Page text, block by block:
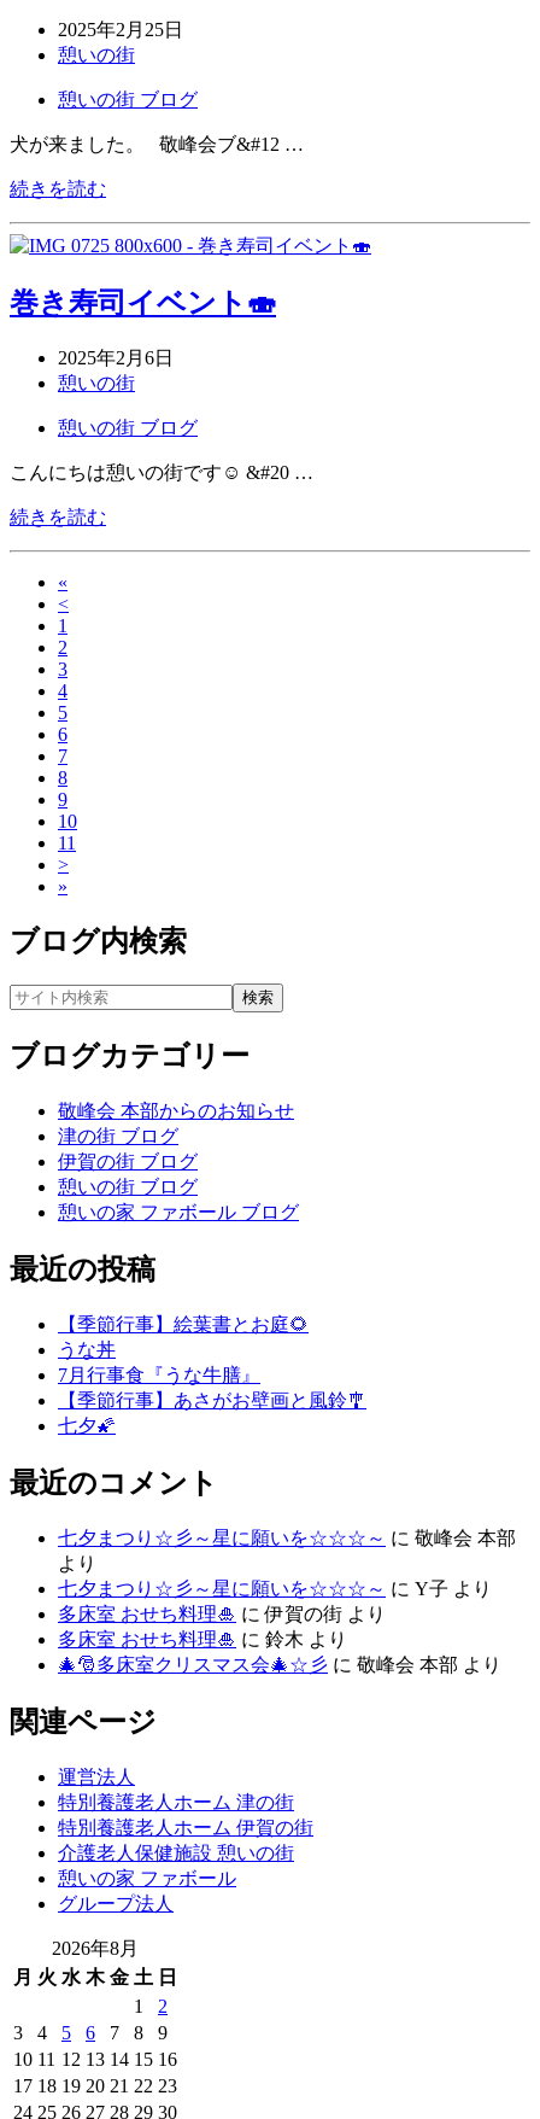
2025年2月25日
憩いの街
憩いの街 ブログ
犬が来ました。 敬峰会ブ&#12 …
続きを読む
巻き寿司イベント🍣
2025年2月6日
憩いの街
憩いの街 ブログ
こんにちは憩いの街です☺ &#20 …
続きを読む
«
<
1
2
3
4
5
6
7
8
9
10
11
>
»
ブログ内検索
ブログカテゴリー
敬峰会 本部からのお知らせ
津の街 ブログ
伊賀の街 ブログ
憩いの街 ブログ
憩いの家 ファボール ブログ
最近の投稿
【季節行事】絵葉書とお庭🌻
うな丼
7月行事食『うな牛膳』
【季節行事】あさがお壁画と風鈴🎐
七夕🌠
最近のコメント
七夕まつり☆彡～星に願いを☆☆☆～ に 敬峰会 本部
より
七夕まつり☆彡～星に願いを☆☆☆～ に Y子 より
多床室 おせち料理🎍 に伊賀の街 より
多床室 おせち料理🎍 に 鈴木 より
🎄🎅多床室クリスマス会🎄☆彡 に 敬峰会 本部 より
関連ページ
運営法人
特別養護老人ホーム 津の街
特別養護老人ホーム 伊賀の街
介護老人保健施設 憩いの街
憩いの家 ファボール
グループ法人
2026年8月
月 火 水 木 金 土 日
1
2
3
4 5 6 7 8
9
10 11 12 13 14 15 16
17 18 19 20 21 22 23
24 25 26 27 28 29 30